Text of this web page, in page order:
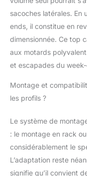
sacoches latérales. En
ends, il constitue en
dimensionnée. Ce top
aux motards
et escapades du
Montage et
les profils ?
Le système de
: le montage en rack
considérablement le
L’adaptation reste
signifie qu’il convient